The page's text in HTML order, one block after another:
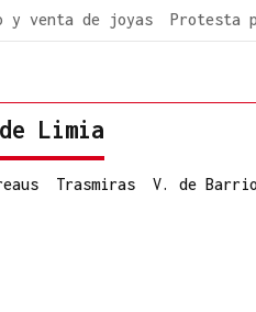
y venta de joyas Protesta
Limia
Trasmiras V. de Barrio